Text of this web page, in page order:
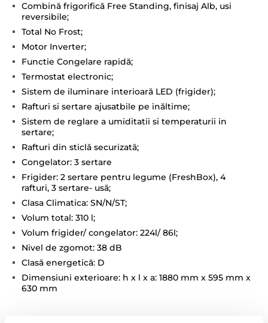
Combină frigorifică Free Standing, finisaj Alb, usi
reversibile;
Total No Frost;
Motor Inverter;
Functie Congelare rapidă;
Termostat electronic;
Sistem de iluminare interioară LED (frigider);
Rafturi si sertare ajusatbile pe inăltime;
Sistem de reglare a umiditatii si temperaturii in
sertare;
Rafturi din sticlă securizată;
Congelator: 3 sertare
Frigider: 2 sertare pentru legume (FreshBox), 4
rafturi, 3 sertare- usă;
Clasa Climatica: SN/N/ST;
Volum total: 310 l;
Volum frigider/ congelator: 224l/ 86l;
Nivel de zgomot: 38 dB
Clasă energetică: D
Dimensiuni exterioare: h x l x a: 1880 mm x 595 mm x
630 mm